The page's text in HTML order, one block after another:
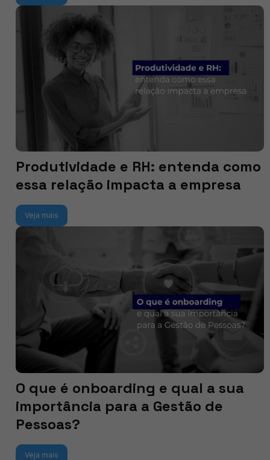
Produtividade e RH: entenda como
essa relação impacta a empresa
Veja mais
O que é onboarding e qual a sua
importância para a Gestão de
Pessoas?
Veja mais